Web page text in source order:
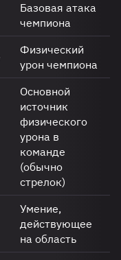
Базовая атака
чемпиона
Физический
урон чемпиона
Основной
источник
физического
урона в
команде
(обычно
стрелок)
Умение,
действующее
на область